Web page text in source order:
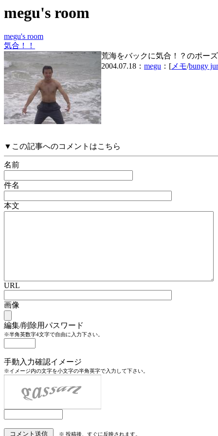
megu's room
megu's room
気合！！
荒海をバックに気合！？のポー
2004.07.18： megu ：[メモ/bungy
▼この記事へのコメントはこちら
名前
件名
本文
URL
画像
編集/削除用パスワード
※半角英数字4文字で自由に入力下さい。
手動入力確認イメージ
※イメージ内の文字を小文字の半角英字で入力して下さい。
※ 投稿後、すぐに反映されます。